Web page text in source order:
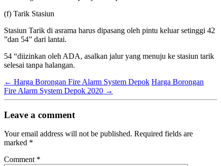
(f) Tarik Stasiun
Stasiun Tarik di asrama harus dipasang oleh pintu keluar setinggi 42
”dan 54” dari lantai.
54 “diizinkan oleh ADA, asalkan jalur yang menuju ke stasiun tarik
selesai tanpa halangan.
← Harga Borongan Fire Alarm System Depok Harga Borongan
Fire Alarm System Depok 2020 →
Leave a comment
Your email address will not be published. Required fields are
marked *
Comment *